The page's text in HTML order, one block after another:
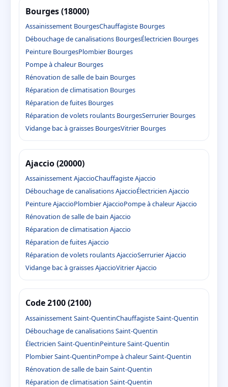
Bourges (18000)
Assainissement BourgesChauffagiste Bourges
Débouchage de canalisations BourgesÉlectricien Bourges
Peinture BourgesPlombier Bourges
Pompe à chaleur Bourges
Rénovation de salle de bain Bourges
Réparation de climatisation Bourges
Réparation de fuites Bourges
Réparation de volets roulants BourgesSerrurier Bourges
Vidange bac à graisses BourgesVitrier Bourges
Ajaccio (20000)
Assainissement AjaccioChauffagiste Ajaccio
Débouchage de canalisations AjaccioÉlectricien Ajaccio
Peinture AjaccioPlombier AjaccioPompe à chaleur Ajaccio
Rénovation de salle de bain Ajaccio
Réparation de climatisation Ajaccio
Réparation de fuites Ajaccio
Réparation de volets roulants AjaccioSerrurier Ajaccio
Vidange bac à graisses AjaccioVitrier Ajaccio
Code 2100 (2100)
Assainissement Saint-QuentinChauffagiste Saint-Quentin
Débouchage de canalisations Saint-Quentin
Électricien Saint-QuentinPeinture Saint-Quentin
Plombier Saint-QuentinPompe à chaleur Saint-Quentin
Rénovation de salle de bain Saint-Quentin
Réparation de climatisation Saint-Quentin